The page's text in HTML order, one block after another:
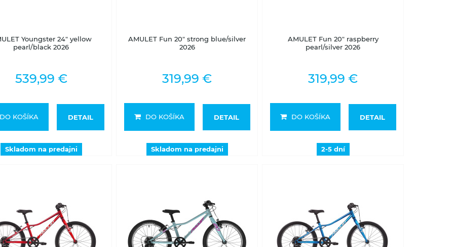
Youngster 24" yellow
pearl/black 2026
539,99 €
KOŠÍKA DETAIL
Skladom na predajni
AMULET Fun 20" strong blue/silver
2026
319,99 €
DO KOŠÍKA DETAIL
Skladom na predajni
AMULET Fun 20" raspberry
pearl/silver 2026
319,99 €
DO KOŠÍKA DETAIL
2-5 dní